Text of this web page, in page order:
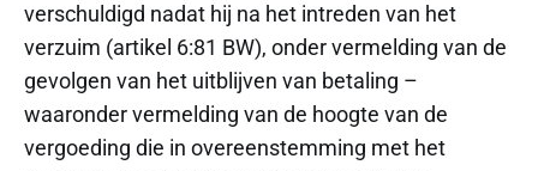
verschuldigd nadat hij na het intreden van het
verzuim (artikel 6:81 BW), onder vermelding van de
gevolgen van het uitblijven van betaling –
waaronder vermelding van de hoogte van de
vergoeding die in overeenstemming met het